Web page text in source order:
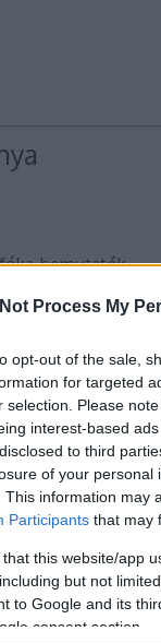
Process My
opt-out of the sale,
for targeted
selection. Please
interest-based
to third
of your personal
This information may
Participants that may
that this website/app
but not
to Google and its
consent section.
bemutatók
ideális
szerintem az Illa
laksz
vagy, én